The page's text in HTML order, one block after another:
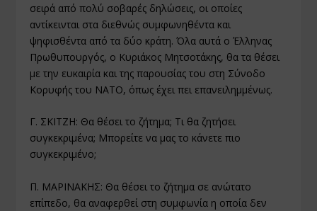
σειρά από πολύ σοβαρές δηλώσεις, οι οποίες
αντίκεινται στα διεθνώς συμφωνηθέντα και
ψηφισθέντα από τα δύο κράτη. Όλα αυτά ο Έλληνας
Πρωθυπουργός, ο Κυριάκος Μητσοτάκης, θα τα θέσει
με την ευκαιρία και της παρουσίας του στη Σύνοδο
Κορυφής του ΝΑΤΟ, όπως έχει πει επανειλημμένως.
Γ. ΣΚΙΤΖΗ: Θα θέσει το ζήτημα; Τι θα ζητήσει
συγκεκριμένα; Μπορείτε να μας το κάνετε πιο
συγκεκριμένο;
Π. ΜΑΡΙΝΑΚΗΣ: Θα θέσει το ζήτημα σε ανώτατο
επίπεδο, θα αναφερθεί στη συμφωνία η οποία δεν